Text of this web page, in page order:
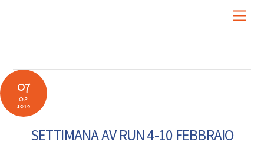
07
02
2019
SETTIMANA AV RUN 4-10 FEBBRAIO